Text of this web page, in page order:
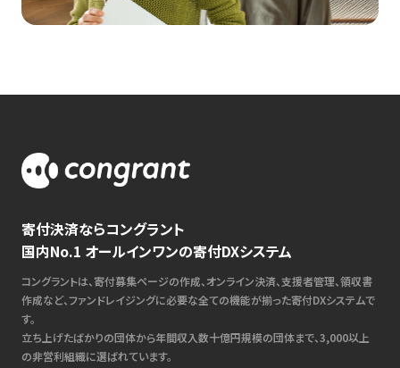
寄付決済ならコングラント
国内No.1 オールインワンの寄付DXシステム
コングラントは、寄付募集ページの作成、オンライン決済、支援者管理、領収書
作成など、ファンドレイジングに必要な全ての機能が揃った寄付DXシステムで
す。
立ち上げたばかりの団体から年間収入数十億円規模の団体まで、3,000以上
の非営利組織に選ばれています。